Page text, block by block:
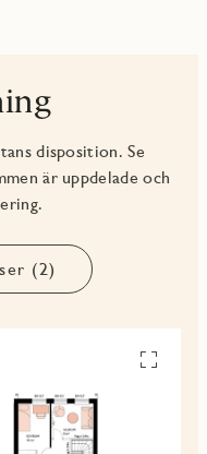
disposition. Se
är uppdelade och
(2)
Se